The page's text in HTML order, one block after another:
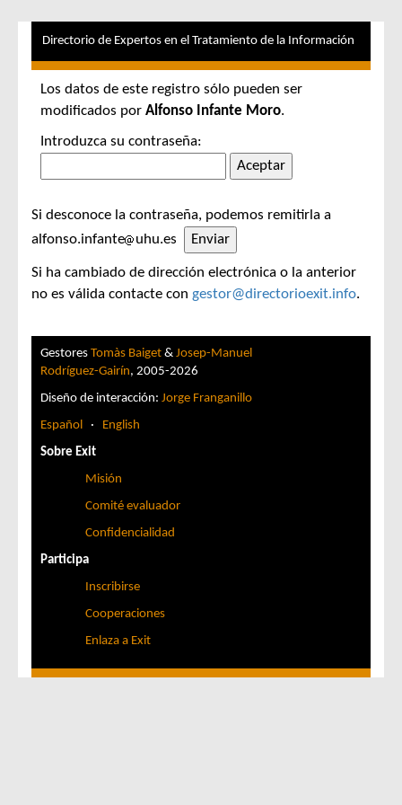
Directorio de Expertos en el Tratamiento de la Información
Los datos de este registro sólo pueden ser
modificados por Alfonso Infante Moro.
Introduzca su contraseña:
Si desconoce la contraseña, podemos remitirla a
alfonso.infante
uhu.es
Si ha cambiado de dirección electrónica o la anterior
no es válida contacte con gestor@directorioexit.info.
Gestores Tomàs Baiget & Josep-Manuel
Rodríguez-Gairín, 2005-2026
Diseño de interacción: Jorge Franganillo
Español · English
Sobre Exit
Misión
Comité evaluador
Confidencialidad
Participa
Inscribirse
Cooperaciones
Enlaza a Exit